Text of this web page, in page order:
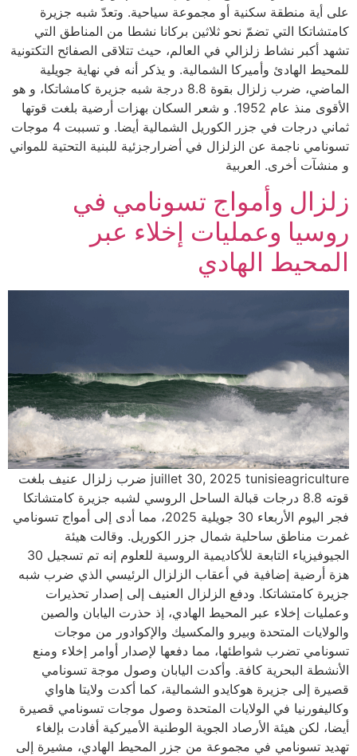
على أية منطقة سكنية أو مجموعة سياحية. وتعدّ شبه جزيرة
كامتشاتكا التي تضمّ نحو ثلاثين بركانا نشطا من المناطق التي
تشهد أكبر نشاط زلزالي في العالم، حيث تتلاقى الصفائح التكتونية
للمحيط الهادئ وأميركا الشمالية. و يذكر أنه في نهاية جويلية
الماضي، ضرب زلزال بقوة 8.8 درجة شبه جزيرة كامشاتكا، و هو
الأقوى منذ عام 1952. و شعر السكان بهزات أرضية بلغت قوتها
ثماني درجات في جزر الكوريل الشمالية أيضا. و تسببت 4 موجات
تسونامي ناجمة عن الزلزال في أضرارجزئية للبنية التحتية للمواني
و منشآت أخرى. العربية
زلزال وأمواج تسونامي في
روسيا وعمليات إخلاء عبر
المحيط الهادي
juillet 30, 2025 tunisieagriculture ضرب زلزال عنيف بلغت
قوته 8.8 درجات قبالة الساحل الروسي لشبه جزيرة كامتشاتكا
فجر اليوم الأربعاء 30 جويلية 2025، مما أدى إلى أمواج تسونامي
غمرت مناطق ساحلية شمال جزر الكوريل. وقالت هيئة
الجيوفيزياء التابعة للأكاديمية الروسية للعلوم إنه تم تسجيل 30
هزة أرضية إضافية في أعقاب الزلزال الرئيسي الذي ضرب شبه
جزيرة كامتشاتكا. ودفع الزلزال العنيف إلى إصدار تحذيرات
وعمليات إخلاء عبر المحيط الهادي، إذ حذرت اليابان والصين
والولايات المتحدة وبيرو والمكسيك والإكوادور من موجات
تسونامي تضرب شواطئها، مما دفعها لإصدار أوامر إخلاء ومنع
الأنشطة البحرية كافة. وأكدت اليابان وصول موجة تسونامي
قصيرة إلى جزيرة هوكايدو الشمالية، كما أكدت ولايتا هاواي
وكاليفورنيا في الولايات المتحدة وصول موجات تسونامي قصيرة
أيضا، لكن هيئة الأرصاد الجوية الوطنية الأميركية أفادت بإلغاء
تهديد تسونامي في مجموعة من جزر المحيط الهادي، مشيرة إلى